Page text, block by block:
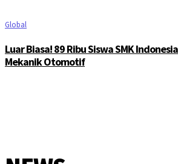
Global
Luar Biasa! 89 Ribu Siswa SMK
Mekanik Otomotif